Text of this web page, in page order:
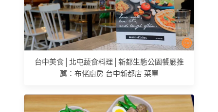
台中美食│北屯蔬食料理│新都生態公園餐廳推
薦：布佬廚房 台中新都店 菜單